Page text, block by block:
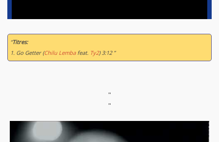
“Titres:
1. Go Getter (Chilu Lembafeat. Ty2) 3:12 ”
"
"